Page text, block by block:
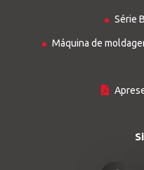
Série
Máquina de